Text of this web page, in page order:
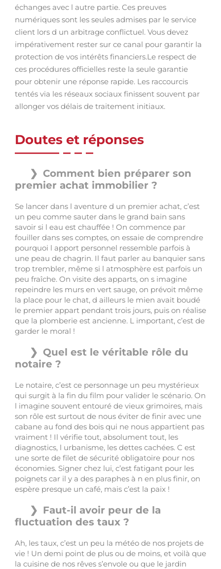
échanges avec l autre partie. Ces preuves
numériques sont les seules admises par le service
client lors d un arbitrage conflictuel. Vous devez
impérativement rester sur ce canal pour garantir la
protection de vos intérêts financiers.Le respect de
ces procédures officielles reste la seule garantie
pour obtenir une réponse rapide. Les raccourcis
tentés via les réseaux sociaux finissent souvent par
allonger vos délais de traitement initiaux.
Doutes et réponses
Comment bien préparer son
premier achat immobilier ?
Se lancer dans l aventure d un premier achat, c’est
un peu comme sauter dans le grand bain sans
savoir si l eau est chauffée ! On commence par
fouiller dans ses comptes, on essaie de comprendre
pourquoi l apport personnel ressemble parfois à
une peau de chagrin. Il faut parler au banquier sans
trop trembler, même si l atmosphère est parfois un
peu fraîche. On visite des apparts, on s imagine
repeindre les murs en vert sauge, on prévoit même
la place pour le chat, d ailleurs le mien avait boudé
le premier appart pendant trois jours, puis on réalise
que la plomberie est ancienne. L important, c’est de
garder le moral !
Quel est le véritable rôle du
notaire ?
Le notaire, c’est ce personnage un peu mystérieux
qui surgit à la fin du film pour valider le scénario. On
l imagine souvent entouré de vieux grimoires, mais
son rôle est surtout de nous éviter de finir avec une
cabane au fond des bois qui ne nous appartient pas
vraiment ! Il vérifie tout, absolument tout, les
diagnostics, l urbanisme, les dettes cachées. C est
une sorte de filet de sécurité obligatoire pour nos
économies. Signer chez lui, c’est fatigant pour les
poignets car il y a des paraphes à n en plus finir, on
espère presque un café, mais c’est la paix !
Faut-il avoir peur de la
fluctuation des taux ?
Ah, les taux, c’est un peu la météo de nos projets de
vie ! Un demi point de plus ou de moins, et voilà que
la cuisine de nos rêves s’envole ou que le jardin